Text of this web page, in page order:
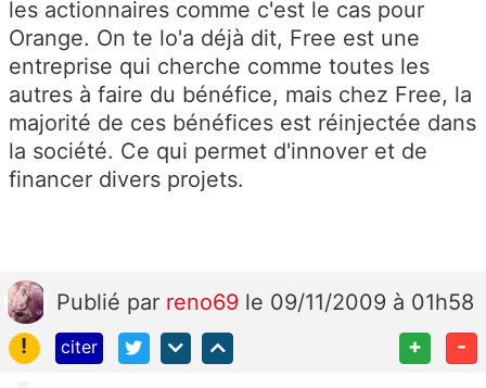
les actionnaires comme c'est le cas pour
Orange. On te lo'a déjà dit, Free est une
entreprise qui cherche comme toutes les
autres à faire du bénéfice, mais chez Free, la
majorité de ces bénéfices est réinjectée dans
la société. Ce qui permet d'innover et de
financer divers projets.
Publié par reno69 le 09/11/2009 à 01h58
!
citer + -